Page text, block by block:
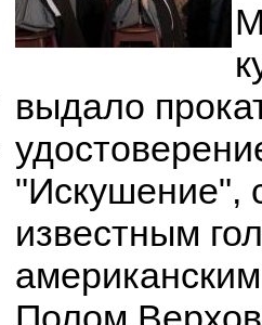
выдало
"Искушение",
известным